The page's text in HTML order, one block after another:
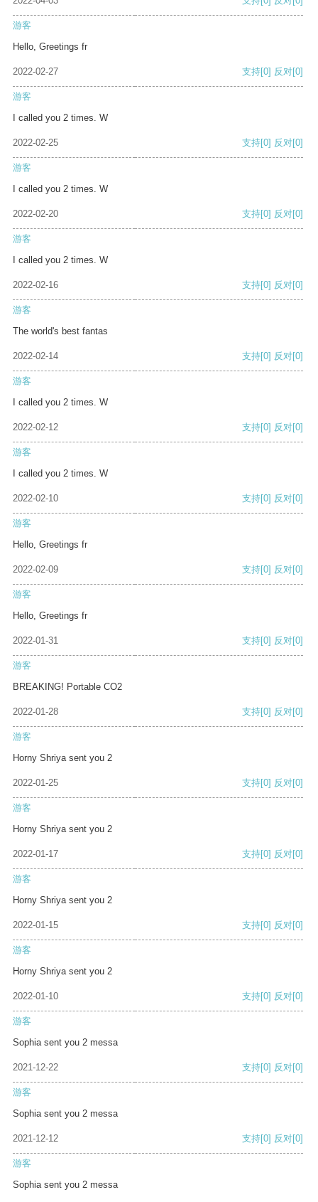
游客
Hello, Greetings fr
2022-02-27 支持[0] 反对[0]
游客
I called you 2 times. W
2022-02-25 支持[0] 反对[0]
游客
I called you 2 times. W
2022-02-20 支持[0] 反对[0]
游客
I called you 2 times. W
2022-02-16 支持[0] 反对[0]
游客
The world's best fantas
2022-02-14 支持[0] 反对[0]
游客
I called you 2 times. W
2022-02-12 支持[0] 反对[0]
游客
I called you 2 times. W
2022-02-10 支持[0] 反对[0]
游客
Hello, Greetings fr
2022-02-09 支持[0] 反对[0]
游客
Hello, Greetings fr
2022-01-31 支持[0] 反对[0]
游客
BREAKING! Portable CO2
2022-01-28 支持[0] 反对[0]
游客
Horny Shriya sent you 2
2022-01-25 支持[0] 反对[0]
游客
Horny Shriya sent you 2
2022-01-17 支持[0] 反对[0]
游客
Horny Shriya sent you 2
2022-01-15 支持[0] 反对[0]
游客
Horny Shriya sent you 2
2022-01-10 支持[0] 反对[0]
游客
Sophia sent you 2 messa
2021-12-22 支持[0] 反对[0]
游客
Sophia sent you 2 messa
2021-12-12 支持[0] 反对[0]
游客
Sophia sent you 2 messa